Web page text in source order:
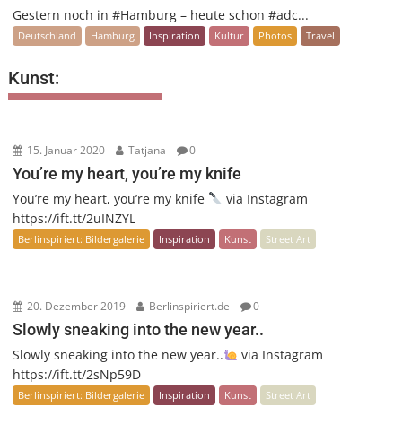
Gestern noch in #Hamburg – heute schon #adc...
Deutschland Hamburg Inspiration Kultur Photos Travel
Kunst:
15. Januar 2020 Tatjana 0
You’re my heart, you’re my knife
You’re my heart, you’re my knife
via Instagram
https://ift.tt/2uINZYL
Berlinspiriert: Bildergalerie Inspiration Kunst Street Art
20. Dezember 2019 Berlinspiriert.de 0
Slowly sneaking into the new year..
Slowly sneaking into the new year..
via Instagram
https://ift.tt/2sNp59D
Berlinspiriert: Bildergalerie Inspiration Kunst Street Art